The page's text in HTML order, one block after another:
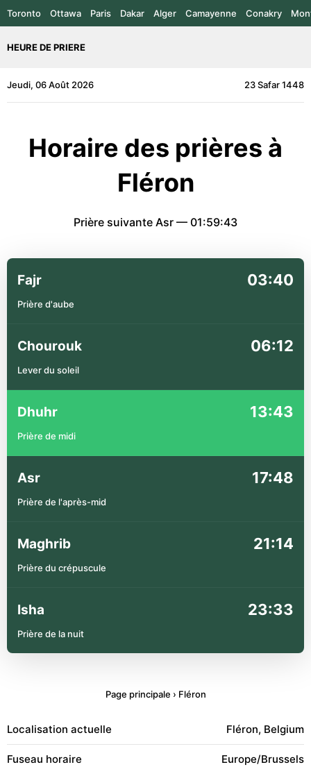
Toronto Ottawa Paris Dakar Alger Camayenne Conakry
HEURE DE PRIERE
Jeudi, 06 Août 2026 23 Safar 1448
Horaire des prières à
Fléron
Prière suivante Asr — 01:59:43
Fajr 03:40
Prière d'aube
Chourouk 06:12
Lever du soleil
Dhuhr 13:43
Prière de midi
Asr 17:48
Prière de l'après-mid
Maghrib 21:14
Prière du crépuscule
Isha 23:33
Prière de la nuit
Page principale › Fléron
Localisation actuelle Fléron, Belgium
Fuseau horaire Europe/Brussels